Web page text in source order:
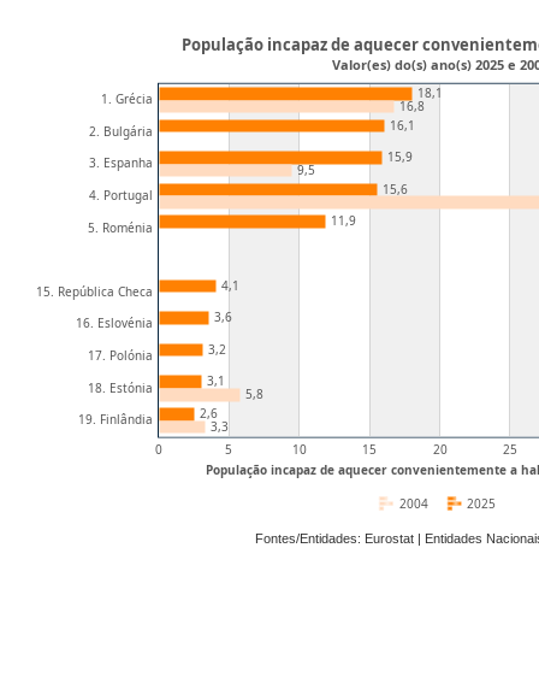
População incapaz de aquecer convenientemente a
0 5 10 15 20 25
1. Grécia
2. Bulgária
3. Espanha
4. Portugal
5. Roménia
15. República Checa
16. Eslovénia
17. Polónia
18. Estónia
19. Finlândia
18,1
16,1
15,9
15,6
11,9
4,1
3,6
3,2
3,1
2,6
16,8
9,5
5,8
3,3
População incapaz de aquecer
Valor(es) do(s) ano(s) 2025 e
2025
2004
Fontes/Entidades: Eurostat | Entidades